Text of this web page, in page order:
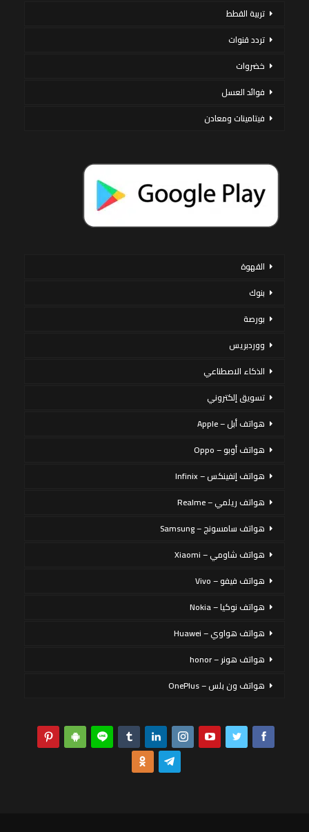
تربية القطط
تردد قنوات
خضروات
فوائد العسل
فيتامينات ومعادن
القهوة
بنوك
بورصة
ووردبريس
الذكاء الاصطناعي
تسويق إلكتروني
هواتف أبل – Apple
هواتف أوبو – Oppo
هواتف إنفينكس – Infinix
هواتف ريلمي – Realme
هواتف سامسونج – Samsung
هواتف شاومي – Xiaomi
هواتف فيفو – Vivo
هواتف نوكيا – Nokia
هواتف هواوي – Huawei
هواتف هونر – honor
هواتف ون بلس – OnePlus